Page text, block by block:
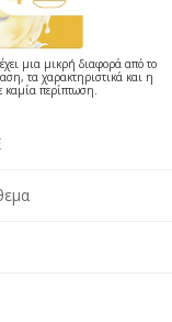
μια μικρή διαφορά από το
τα χαρακτηριστικά και η
καμία περίπτωση.